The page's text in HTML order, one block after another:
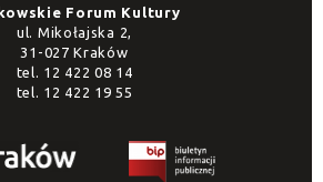
Forum Kultury
ul. Mikołajska 2,
31-027 Kraków
tel. 12 422 08 14
tel. 12 422 19 55